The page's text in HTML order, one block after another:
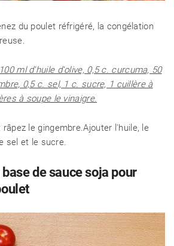
du poulet réfrigéré, la congélation
100 ml d'huile d'olive, 0,5 c. curcuma, 50
0,5 c. sel, 1 c. sucre, 1 cuillère à
à soupe le vinaigre.
râpez le gingembre.Ajouter l'huile, le
sel et le sucre.
de sauce soja pour